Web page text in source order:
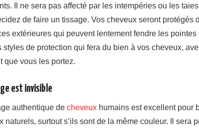
Il ne sera pas affecté par les intempéries ou les
de faire un tissage. Vos cheveux seront protégés
extérieures qui peuvent lentement fendre les pointes
styles de protection qui fera du bien à vos cheveux,
que vous les portez.
est invisible
authentique de cheveux humains est excellent pour
naturels, surtout s’ils sont de la même couleur. Il sera